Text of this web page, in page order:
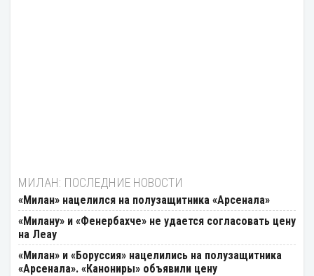
МИЛАН: ПОСЛЕДНИЕ НОВОСТИ
«Милан» нацелился на полузащитника «Арсенала»
«Милану» и «Фенербахче» не удается согласовать цену
на Леау
«Милан» и «Боруссия» нацелились на полузащитника
«Арсенала». «Канониры» объявили цену